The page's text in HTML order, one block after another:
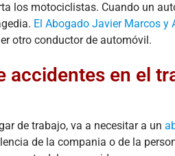
los motociclistas. Cuando un
El Abogado Javier Marcos y
otro conductor de automóvil.
accidentes en el
de trabajo, va a necesitar a un
de la compania o de la